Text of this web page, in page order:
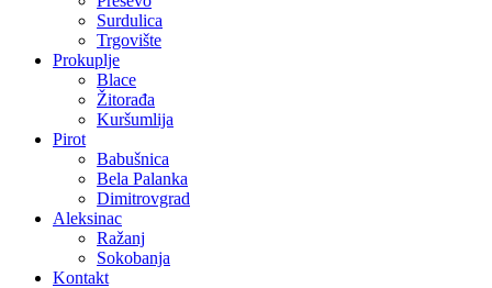
Surdulica
Trgovište
Prokuplje
Blace
Žitorađa
Kuršumlija
Pirot
Babušnica
Bela Palanka
Dimitrovgrad
Aleksinac
Ražanj
Sokobanja
Kontakt